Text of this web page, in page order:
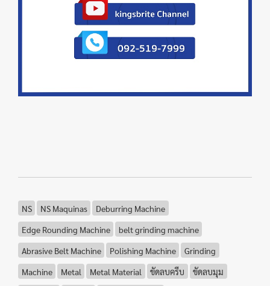
NS NS Maquinas
Deburring Machine
Edge Rounding Machine
belt grinding machine
Abrasive Belt Machine
Polishing Machine
Grinding
Machine
Metal Metal Material ขัดลบครีบ
ขัดลบมุม